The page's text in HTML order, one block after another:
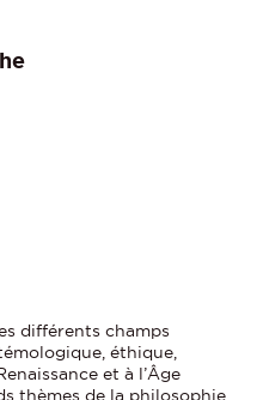
différents champs
éthique,
et à l’Âge
thèmes de la philosophie